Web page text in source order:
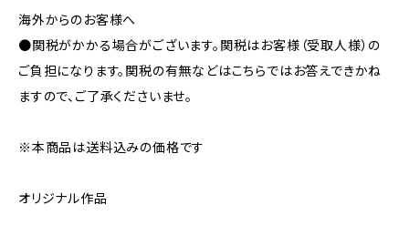
海外からのお客様へ
●関税がかかる場合がございます。関税はお客様（受取人様）の
ご負担になります。関税の有無などはこちらではお答えできかね
ますので、ご了承くださいませ。
※本商品は送料込みの価格です
オリジナル作品